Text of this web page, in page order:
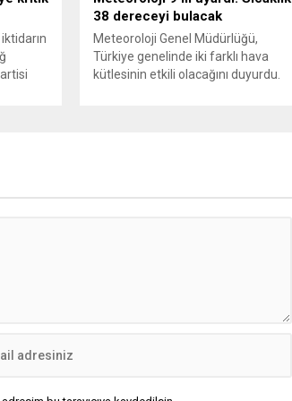
38 dereceyi bulacak
Meteoroloji Genel Müdürlüğü,
Türkiye genelinde iki farklı hava
kütlesinin etkili olacağını duyurdu.
9 ilde ise hava sıcaklıkları mevsim